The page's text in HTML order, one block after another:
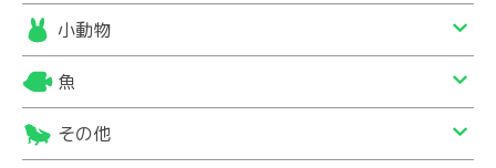
小動物
魚
その他